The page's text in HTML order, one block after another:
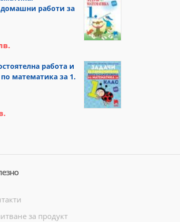
работи за
работа и
математика за 1.
за продукт